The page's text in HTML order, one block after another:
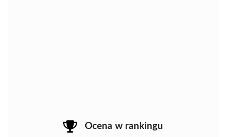
Ocena w rankingu